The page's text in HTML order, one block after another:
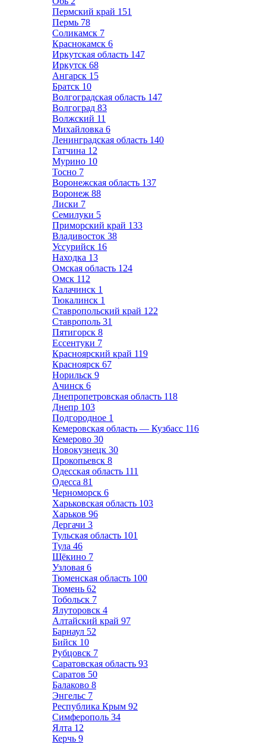
Пермский край 151
Пермь 78
Соликамск 7
Краснокамск 6
Иркутская область 147
Иркутск 68
Ангарск 15
Братск 10
Волгоградская область 147
Волгоград 83
Волжский 11
Михайловка 6
Ленинградская область 140
Гатчина 12
Мурино 10
Тосно 7
Воронежская область 137
Воронеж 88
Лиски 7
Семилуки 5
Приморский край 133
Владивосток 38
Уссурийск 16
Находка 13
Омская область 124
Омск 112
Калачинск 1
Тюкалинск 1
Ставропольский край 122
Ставрополь 31
Пятигорск 8
Ессентуки 7
Красноярский край 119
Красноярск 67
Норильск 9
Ачинск 6
Днепропетровская область 118
Днепр 103
Подгородное 1
Кемеровская область — Кузбасс 116
Кемерово 30
Новокузнецк 30
Прокопьевск 8
Одесская область 111
Одесса 81
Черноморск 6
Харьковская область 103
Харьков 96
Дергачи 3
Тульская область 101
Тула 46
Щёкино 7
Узловая 6
Тюменская область 100
Тюмень 62
Тобольск 7
Ялуторовск 4
Алтайский край 97
Барнаул 52
Бийск 10
Рубцовск 7
Саратовская область 93
Саратов 50
Балаково 8
Энгельс 7
Республика Крым 92
Симферополь 34
Ялта 12
Керчь 9